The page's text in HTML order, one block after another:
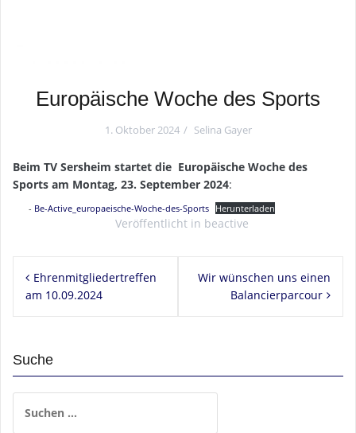
Europäische Woche des Sports
1. Oktober 2024 Selina Gayer
Beim TV Sersheim startet die Europäische Woche des
Sports am Montag, 23. September 2024:
Be-Active_europaeische-Woche-des-Sports Herunterladen
Veröffentlicht in beactive
Ehrenmitgliedertreffen
am 10.09.2024
Wir wünschen uns einen
Balancierparcour
Suche
nach: